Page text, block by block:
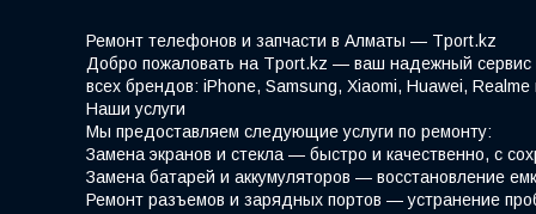
Ремонт телефонов и запчасти в Алматы — Tport.kz
Добро пожаловать на Tport.kz — ваш надежный сервис
всех брендов: iPhone, Samsung, Xiaomi, Huawei,
Наши услуги
Мы предоставляем следующие услуги по ремонту:
Замена экранов и стекла — быстро и качественно, с
Замена батарей и аккумуляторов — восстановление
Ремонт разъемов и зарядных портов — устранение